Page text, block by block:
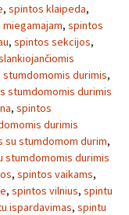
, spintos klaipeda,
, spintos
, spintos sekcijos,
durimis,
stumdomomis durimis
, spintos
durimis
su stumdomom durim,
stumdomomis durimis
, spintos vaikams,
, spintos vilnius, spintu
ispardavimas, spintu